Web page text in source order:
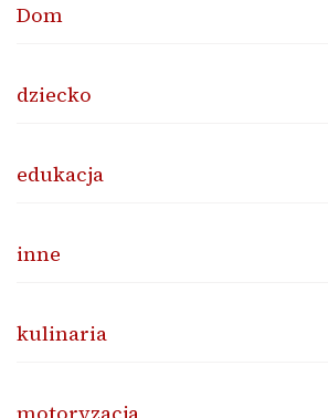
Dom
dziecko
edukacja
inne
kulinaria